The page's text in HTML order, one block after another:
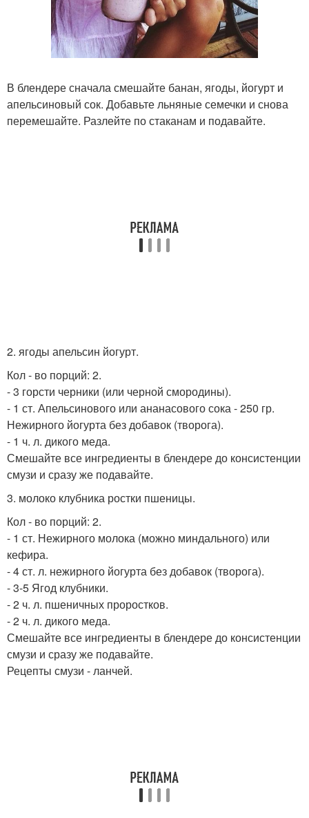
В блендере сначала смешайте банан, ягоды, йогурт и
апельсиновый сок. Добавьте льняные семечки и снова
перемешайте. Разлейте по стаканам и подавайте.
2. ягоды апельсин йогурт.
Кол - во порций: 2.
- 3 горсти черники (или черной смородины).
- 1 ст. Апельсинового или ананасового сока - 250 гр.
Нежирного йогурта без добавок (творога).
- 1 ч. л. дикого меда.
Смешайте все ингредиенты в блендере до консистенции
смузи и сразу же подавайте.
3. молоко клубника ростки пшеницы.
Кол - во порций: 2.
- 1 ст. Нежирного молока (можно миндального) или
кефира.
- 4 ст. л. нежирного йогурта без добавок (творога).
- 3-5 Ягод клубники.
- 2 ч. л. пшеничных проростков.
- 2 ч. л. дикого меда.
Смешайте все ингредиенты в блендере до консистенции
смузи и сразу же подавайте.
Рецепты смузи - ланчей.